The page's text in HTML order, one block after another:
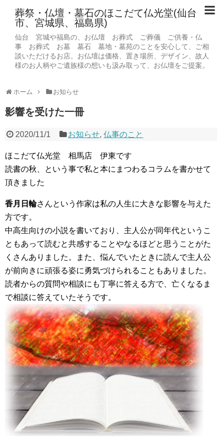
葬祭・仏壇・墓石のほこだて仏光堂(仙台
市、宮城県、福島県)
仙台 宮城や福島の、お仏壇 お葬式 ご葬儀 ご供養・仏
事 お葬式 お墓 墓石 墓地・墓苑のことを安心して、ご相
談いただけるお店。お仏壇は価格、置き場所、デザイン、故人
様のお人柄やご遺族様の想いも汲み取って、お仏壇をご提案。
ホーム お知らせ
影響を受けた一冊
2020/11/1 お知らせ,仏事のこと
ほこだて仏光堂 相馬店 伊東です
読書の秋、という事で私と本にまつわるコラムを書かせて
頂きました
香月日輪さんという作家は私の人生に大きな影響を与えた
方です。
中高生向けの小説を書いており、主人公が同年代というこ
ともあって読むと共感することやなるほどと思うことがた
くさんありました。また、悩んでいたときに読んで主人公
が前向きに頑張る姿に勇気づけられることもありました。
読者からの質問や相談にも丁寧に答える方で、亡くなるま
で相談に答えていたそうです。